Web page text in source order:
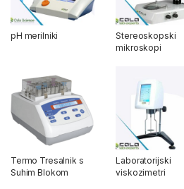
pH merilniki
Stereoskopski
mikroskopi
Termo Tresalnik s
Suhim Blokom
Laboratorijski
viskozimetri